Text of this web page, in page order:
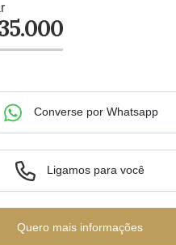
Converse por Whatsapp
Ligamos para você
Quero mais informações